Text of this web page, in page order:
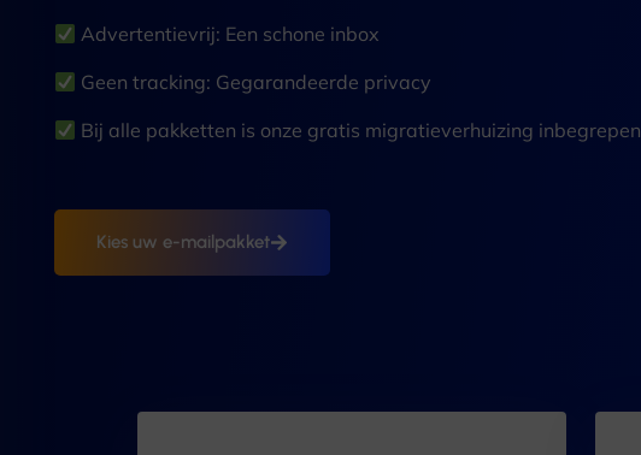
Advertentievrij: Een schone inbox
Geen tracking: Gegarandeerde privacy
Bij alle pakketten is onze gratis migratieverhuizing inbegrepen
Kies uw e-mailpakket